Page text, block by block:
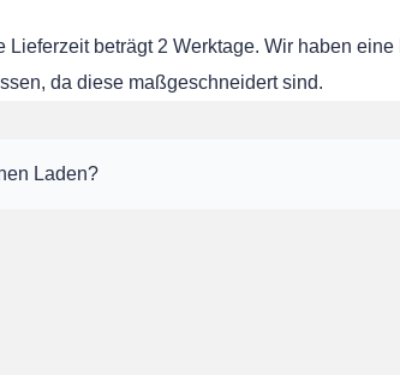
Lieferzeit beträgt 2 Werktage. Wir haben
da diese maßgeschneidert sind.
Laden?